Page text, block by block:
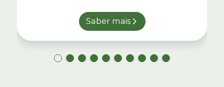
Saber mais